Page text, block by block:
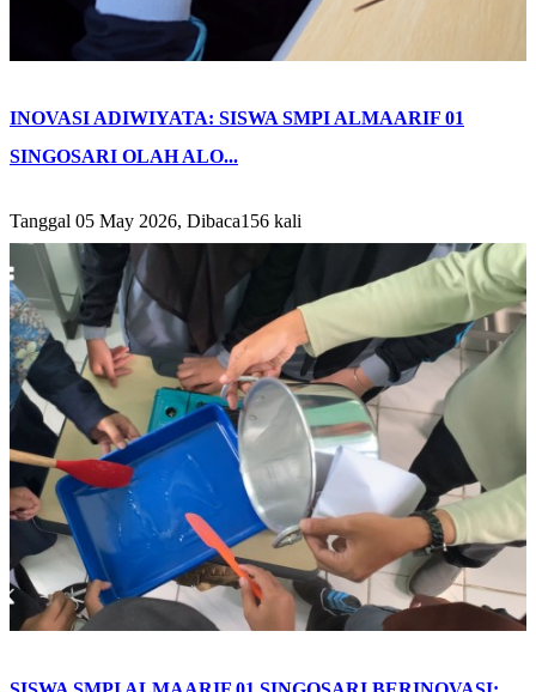
INOVASI ADIWIYATA: SISWA SMPI ALMAARIF 01
SINGOSARI OLAH ALO...
Tanggal 05 May 2026, Dibaca156 kali